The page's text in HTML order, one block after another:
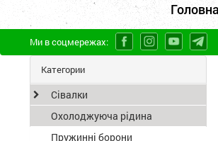
Головна
Ми в соцмережах:
Категории
Сівалки
Охолоджуюча рідина
Пружинні борони